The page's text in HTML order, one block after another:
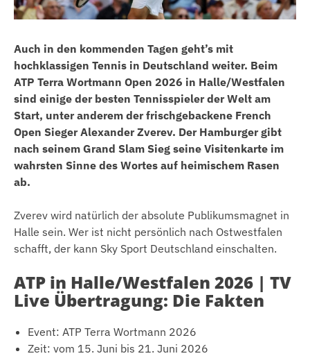
Auch in den kommenden Tagen geht’s mit
hochklassigen Tennis in Deutschland weiter. Beim
ATP Terra Wortmann Open 2026 in Halle/Westfalen
sind einige der besten Tennisspieler der Welt am
Start, unter anderem der frischgebackene French
Open Sieger Alexander Zverev. Der Hamburger gibt
nach seinem Grand Slam Sieg seine Visitenkarte im
wahrsten Sinne des Wortes auf heimischem Rasen
ab.
Zverev wird natürlich der absolute Publikumsmagnet in
Halle sein. Wer ist nicht persönlich nach Ostwestfalen
schafft, der kann Sky Sport Deutschland einschalten.
ATP in Halle/Westfalen 2026 | TV
Live Übertragung: Die Fakten
Event: ATP Terra Wortmann 2026
Zeit: vom 15. Juni bis 21. Juni 2026